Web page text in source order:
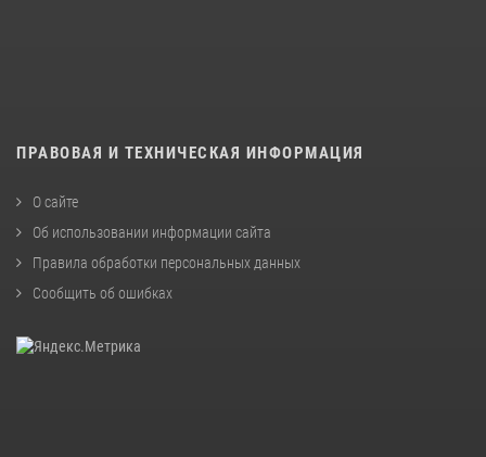
ПРАВОВАЯ И ТЕХНИЧЕСКАЯ ИНФОРМАЦИЯ
О сайте
Об использовании информации сайта
Правила обработки персональных данных
Сообщить об ошибках